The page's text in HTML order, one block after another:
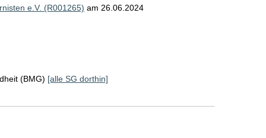
e.V. (R001265) am 26.06.2024
(BMG) [alle SG dorthin]